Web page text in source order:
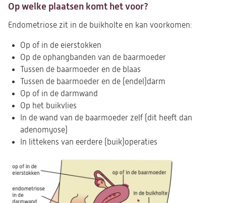
Op welke plaatsen komt het voor?
Endometriose zit in de buikholte en kan voorkomen:
Op of in de eierstokken
Op de ophangbanden van de baarmoeder
Tussen de baarmoeder en de blaas
Tussen de baarmoeder en de (endel)darm
Op of in de darmwand
Op het buikvlies
In de wand van de baarmoeder zelf (dit heeft dan
adenomyose)
In littekens van eerdere (buik)operaties